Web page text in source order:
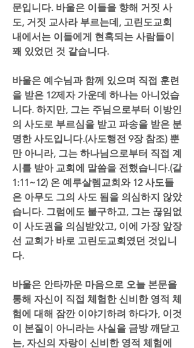
문입니다. 바울은 이들을 향해 거짓 사
도, 거짓 교사라 부르는데, 고린도교회
내에서는 이들에게 현혹되는 사람들이
꽤 있었던 것 같습니다.
바울은 예수님과 함께 있으며 직접 훈련
을 받은 12제자 가운데 하나는 아니었습
니다. 하지만, 그는 주님으로부터 이방인
의 사도로 부르심을 받고 파송을 받은 분
명한 사도입니다.(사도행전 9장 참조) 뿐
만 아니라, 그는 하나님으로부터 직접 계
시를 받아 교회에 말씀을 전했습니다.(갈
1:11~12) 온 예루살렘교회와 12 사도들
은 아무도 그의 사도 됨을 의심하지 않았
습니다. 그럼에도 불구하고, 그는 끊임없
이 사도권을 의심받았고, 이에 가장 앞장
선 교회가 바로 고린도교회였던 것입니
다.
바울은 안타까운 마음으로 오늘 본문을
통해 자신이 직접 체험한 신비한 영적 체
험에 대해 잠깐 이야기하려 하다가, 이것
이 본질이 아니라는 사실을 금방 깨닫고
는, 자신의 자랑이 신비한 영적 체험에